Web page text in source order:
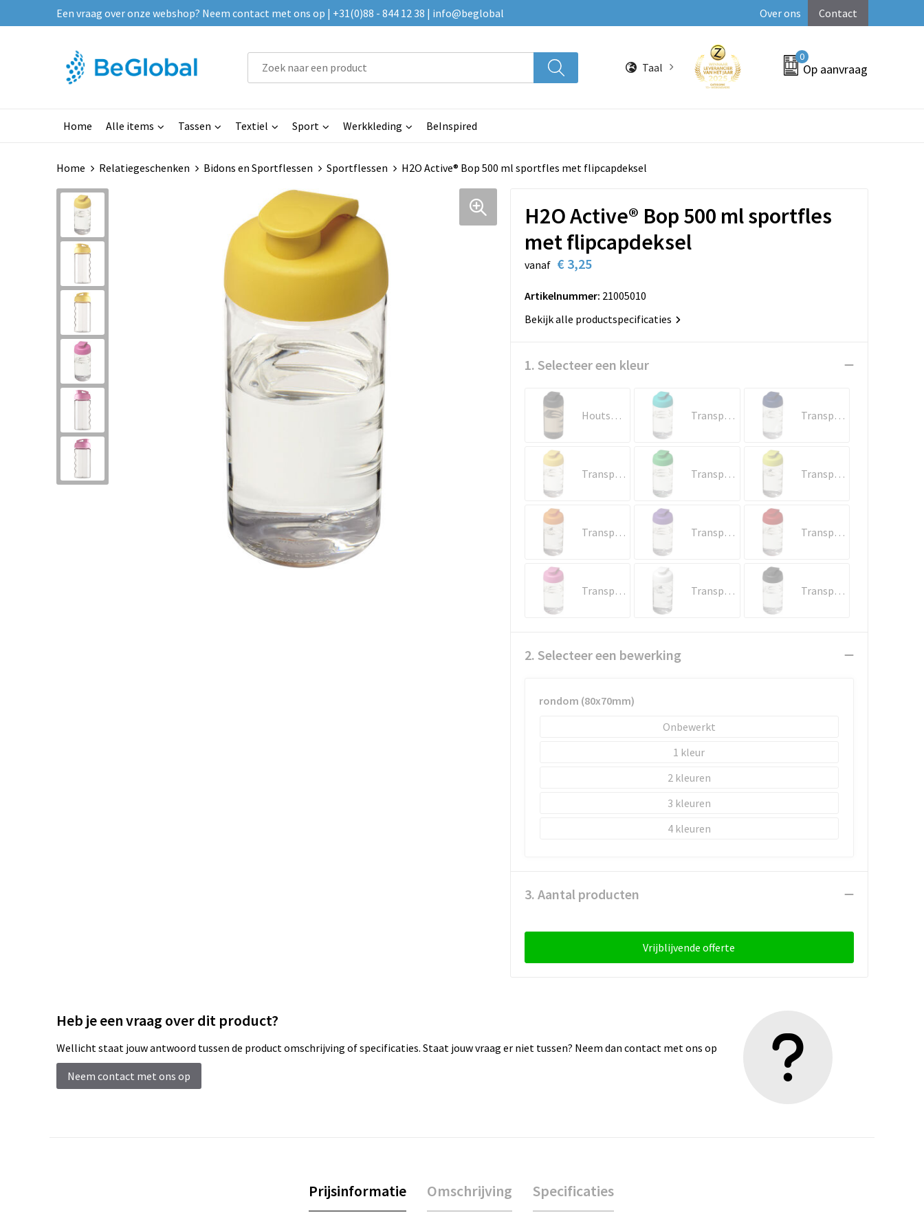
Een vraag over onze webshop? Neem contact met ons op | +31(0)88 - 844 12 38 | info@beglobal Over ons Contact
Taal
0
Op aanvraag
Home Alle items Tassen Textiel Sport Werkkleding BeInspired
Home Relatiegeschenken Bidons en Sportflessen Sportflessen H2O Active® Bop 500 ml sportfles met flipcapdeksel
H2O Active® Bop 500 ml sportfles
met flipcapdeksel
vanaf € 3,25
Artikelnummer: 21005010
Bekijk alle productspecificaties
1. Selecteer een kleur
Houtskool/Zwart Transparent/Aquablauw Transparent/Blauw
Transparent/Geel Transparent/Groen Transparent/Lime
Transparent/Oranje Transparent/Paars Transparent/Rood
Transparent/Roze Transparent/Wit Transparent/Zwart
2. Selecteer een bewerking
rondom (80x70mm)
Onbewerkt
1
2
3
4
3. Aantal producten
Vrijblijvende offerte
Heb je een vraag over dit product?
Wellicht staat jouw antwoord tussen de product omschrijving of specificaties. Staat jouw vraag er niet tussen? Neem dan contact met ons op
Neem contact met ons op
Prijsinformatie Omschrijving Specificaties